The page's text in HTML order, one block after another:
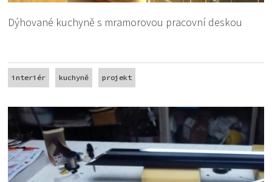
Dýhované kuchyně s mramorovou pracovní deskou
interiér kuchyně projekt